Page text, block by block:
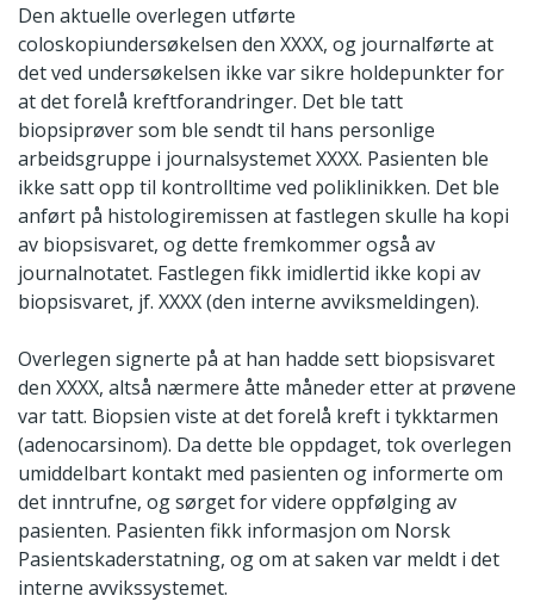
Den aktuelle overlegen utførte
coloskopiundersøkelsen den XXXX, og journalførte at
det ved undersøkelsen ikke var sikre holdepunkter for
at det forelå kreftforandringer. Det ble tatt
biopsiprøver som ble sendt til hans personlige
arbeidsgruppe i journalsystemet XXXX. Pasienten ble
ikke satt opp til kontrolltime ved poliklinikken. Det ble
anført på histologiremissen at fastlegen skulle ha kopi
av biopsisvaret, og dette fremkommer også av
journalnotatet. Fastlegen fikk imidlertid ikke kopi av
biopsisvaret, jf. XXXX (den interne avviksmeldingen).
Overlegen signerte på at han hadde sett biopsisvaret
den XXXX, altså nærmere åtte måneder etter at prøvene
var tatt. Biopsien viste at det forelå kreft i tykktarmen
(adenocarsinom). Da dette ble oppdaget, tok overlegen
umiddelbart kontakt med pasienten og informerte om
det inntrufne, og sørget for videre oppfølging av
pasienten. Pasienten fikk informasjon om Norsk
Pasientskaderstatning, og om at saken var meldt i det
interne avvikssystemet.